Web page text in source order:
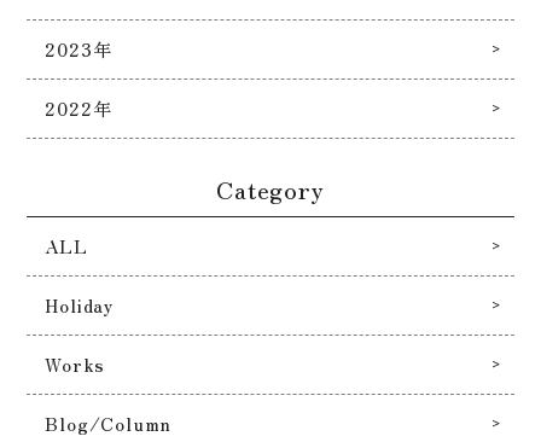
2023年
2022年
Category
ALL
Holiday
Works
Blog/Column